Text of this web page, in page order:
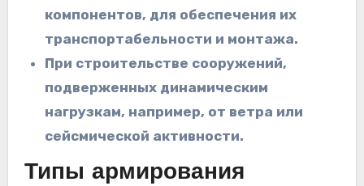
компонентов, для обеспечения их
транспортабельности и монтажа.
При строительстве сооружений,
подверженных динамическим
нагрузкам, например, от ветра или
сейсмической активности.
Типы армирования